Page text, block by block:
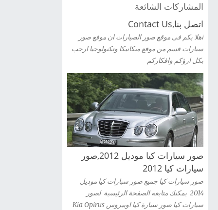
المشاركات الشائعة
اتصل بنا,Contact Us
اهلا بكم فى موقع صور الصيارات ان موقع صور
سيارات قسم من موقع ميكانيكا وتكنولوجيا ارحب
بكل ارؤكم وافكاركم
صور سيارات كيا موديل 2012,صور
سيارات كيا 2012
صور سيارات كيا جميع صور سيارات كيا موديل
2014 يمكنك متابعه الصفحة الرئيسية لصور
سيارات كيا صور سيارة كيا اوبيروس Kia Opirus